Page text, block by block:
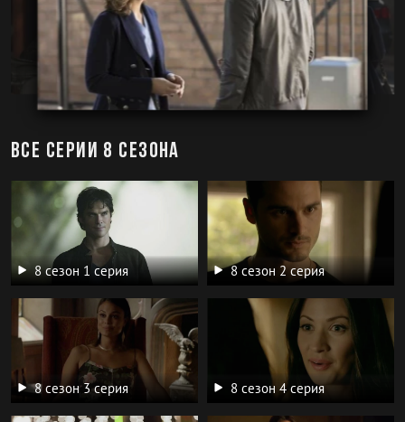
Все серии 8 сезона
8 сезон 1 серия 8 сезон 2 серия
8 сезон 3 серия 8 сезон 4 серия